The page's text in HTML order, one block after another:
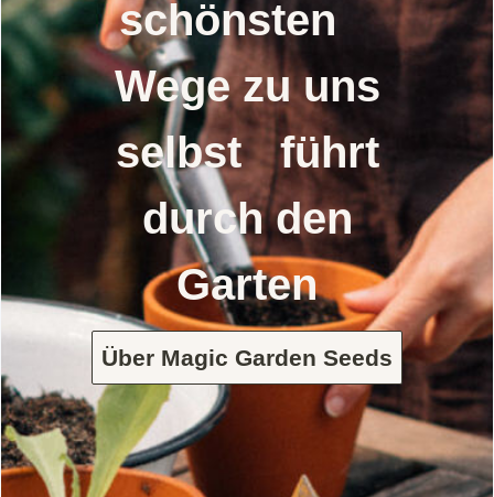
schönsten
Wege zu uns
selbst führt
durch den
Garten
Über Magic Garden Seeds